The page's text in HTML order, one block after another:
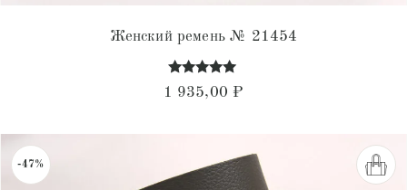
Женский ремень № 21454
Оценка
4.87
1 935,00 ₽
-47%